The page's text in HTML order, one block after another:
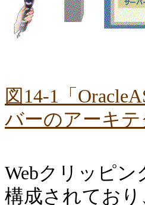
図14-1「
バーのアーキ
Webクリッピ
構成されてお